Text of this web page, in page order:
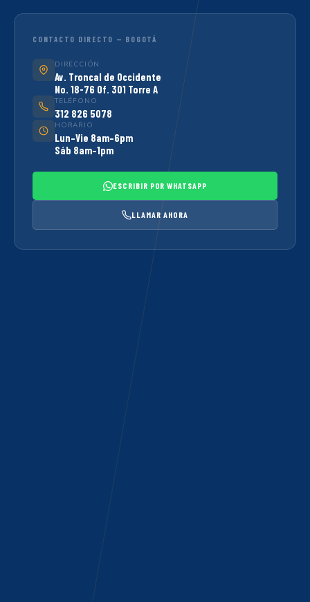
CONTACTO DIRECTO — BOGOTÁ
DIRECCIÓN
Av. Troncal de Occidente
No. 18-76 Of. 301 Torre A
TELÉFONO
312 826 5078
HORARIO
Lun–Vie 8am–6pm
Sáb 8am–1pm
ESCRIBIR POR WHATSAPP
LLAMAR AHORA